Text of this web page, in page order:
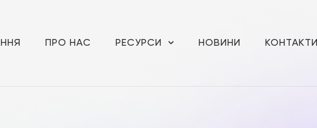
ПРО НАС РЕСУРСИ НОВИНИ КОНТАКТИ